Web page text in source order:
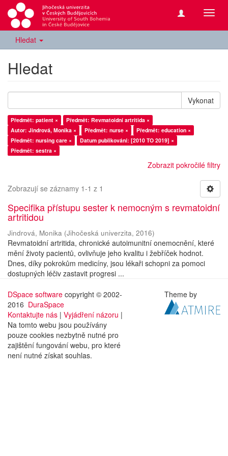
Hledat
Hledat
Vykonat
Předmět: patient ×
Předmět: Revmatoidní artritida ×
Autor: Jindrová, Monika ×
Předmět: nurse ×
Předmět: education ×
Předmět: nursing care ×
Datum publikování: [2010 TO 2019] ×
Předmět: sestra ×
Zobrazit pokročilé filtry
Zobrazují se záznamy 1-1 z 1
Specifika přístupu sester k nemocným s revmatoidní
artritidou
Jindrová, Monika (Jihočeská univerzita, 2016)
Revmatoidní artritida, chronické autoimunitní onemocnění, které
mění životy pacientů, ovlivňuje jeho kvalitu i žebříček hodnot.
Dnes, díky pokrokům medicíny, jsou lékaři schopni za pomoci
dostupných léčiv zastavit progresi ...
DSpace software copyright © 2002-
2016 DuraSpace
Kontaktujte nás | Vyjádření názoru |
Na tomto webu jsou používány
pouze cookies nezbytně nutné pro
zajištění fungování webu, pro které
není nutné získat souhlas.
Theme by